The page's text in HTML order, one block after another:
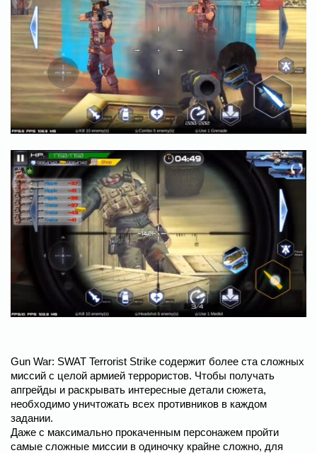
Gun War: SWAT Terrorist Strike содержит более ста сложных
миссий с целой армией террористов. Чтобы получать
апгрейды и раскрывать интересные детали сюжета,
необходимо уничтожать всех противников в каждом
задании.
Даже с максимально прокаченным персонажем пройти
самые сложные миссии в одиночку крайне сложно, для